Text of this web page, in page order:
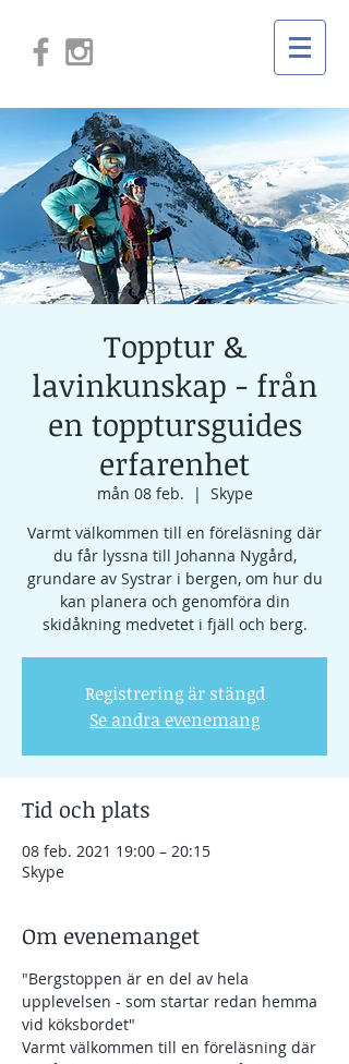
Topptur &
lavinkunskap - från
en topptursguides
erfarenhet
mån 08 feb.
  |
Skype
Varmt välkommen till en föreläsning där
du får lyssna till Johanna Nygård,
grundare av Systrar i bergen, om hur du
kan planera och genomföra din
skidåkning medvetet i fjäll och berg.
Registrering är stängd
Se andra evenemang
Tid och plats
08 feb. 2021 19:00 – 20:15
Skype
Om evenemanget
"Bergstoppen är en del av hela
upplevelsen - som startar redan hemma
vid köksbordet"
Varmt välkommen till en föreläsning där